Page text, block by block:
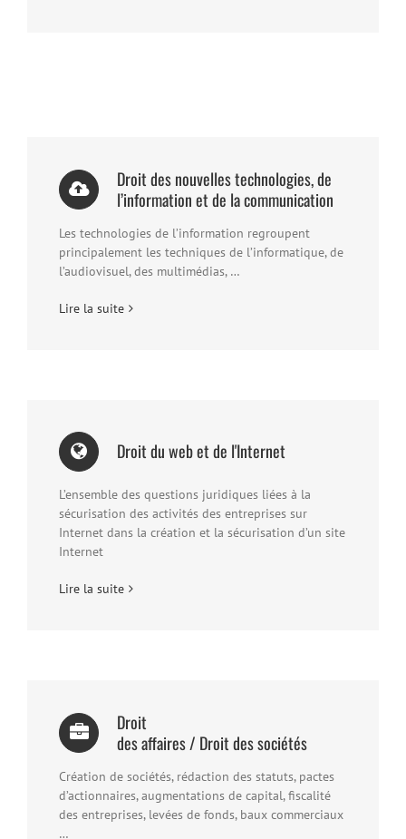
Droit des nouvelles technologies, de
l’information et de la communication
Les technologies de l’information regroupent
principalement les techniques de l’informatique, de
l’audiovisuel, des multimédias, …
Lire la suite
Droit du web et de l'Internet
L’ensemble des questions juridiques liées à la
sécurisation des activités des entreprises sur
Internet dans la création et la sécurisation d’un site
Internet
Lire la suite
Droit
des affaires / Droit des sociétés
Création de sociétés, rédaction des statuts, pactes
d’actionnaires, augmentations de capital, fiscalité
des entreprises, levées de fonds, baux commerciaux
…